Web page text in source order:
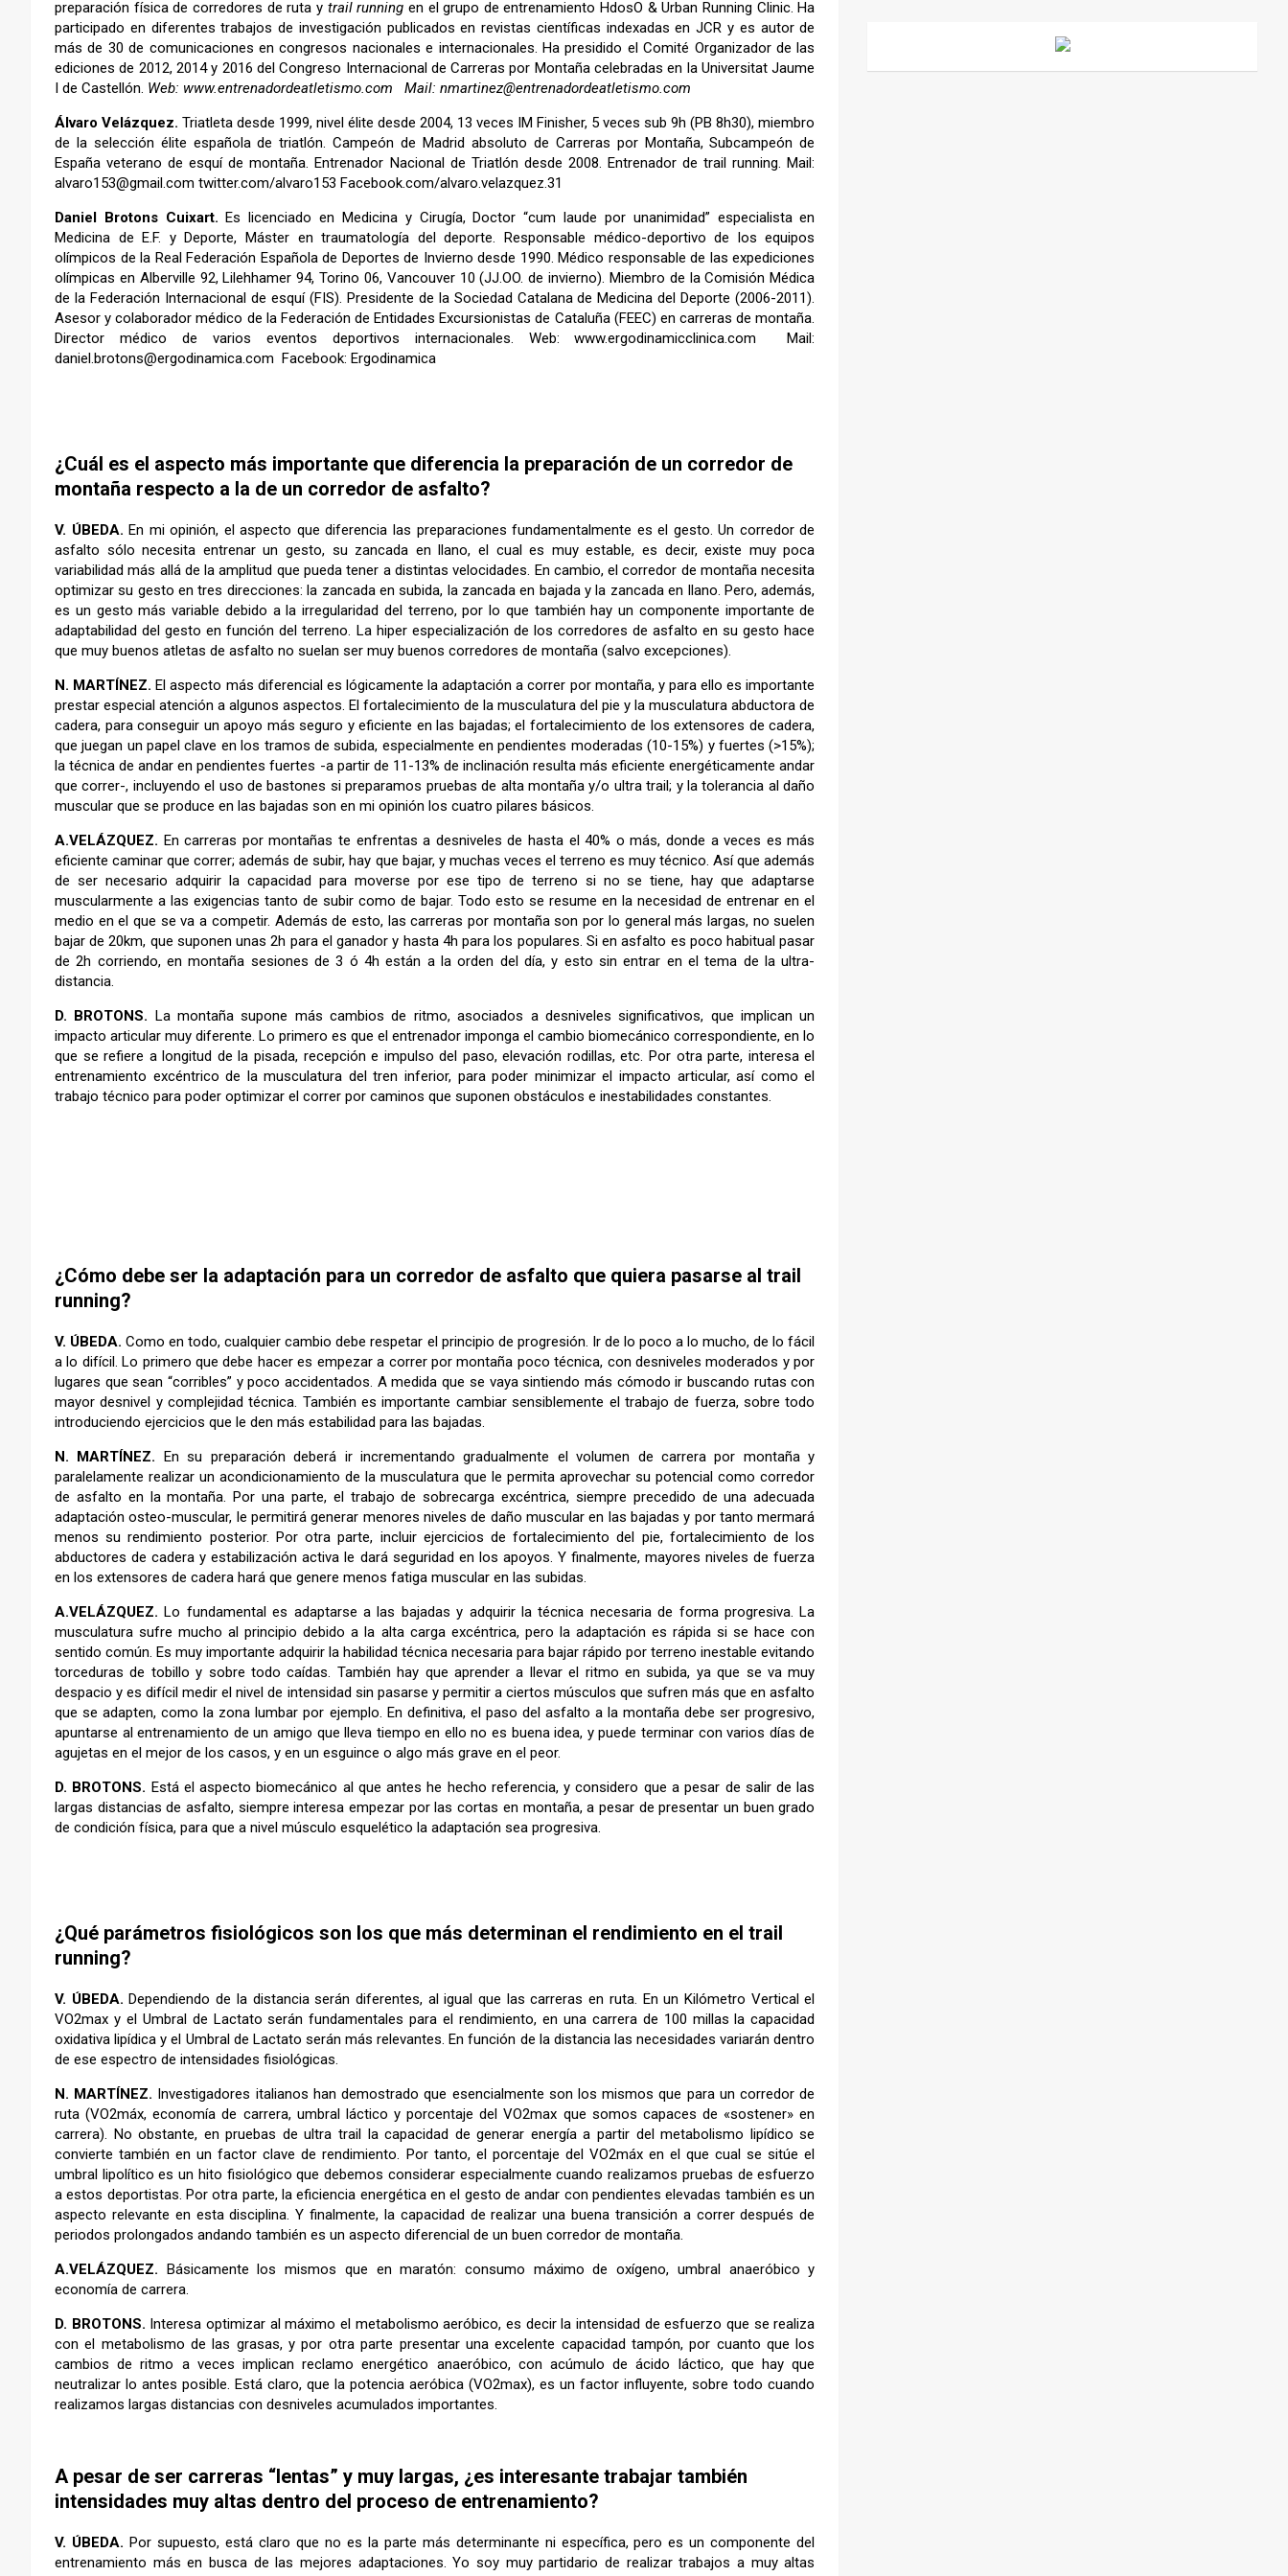
preparación física de corredores de ruta y trail running en el grupo de entrenamiento HdosO & Urban Running Clinic. Ha
participado en diferentes trabajos de investigación publicados en revistas científicas indexadas en JCR y es autor de
más de 30 de comunicaciones en congresos nacionales e internacionales. Ha presidido el Comité Organizador de las
ediciones de 2012, 2014 y 2016 del Congreso Internacional de Carreras por Montaña celebradas en la Universitat Jaume
I de Castellón. Web: www.entrenadordeatletismo.com Mail: nmartinez@entrenadordeatletismo.com
Álvaro Velázquez. Triatleta desde 1999, nivel élite desde 2004, 13 veces IM Finisher, 5 veces sub 9h (PB 8h30), miembro
de la selección élite española de triatlón. Campeón de Madrid absoluto de Carreras por Montaña, Subcampeón de
España veterano de esquí de montaña. Entrenador Nacional de Triatlón desde 2008. Entrenador de trail running. Mail:
alvaro153@gmail.com twitter.com/alvaro153 Facebook.com/alvaro.velazquez.31
Daniel Brotons Cuixart.Es licenciado en Medicina y Cirugía, Doctor “cum laude por unanimidad” especialista en
Medicina de E.F. y Deporte, Máster en traumatología del deporte. Responsable médico-deportivo de los equipos
olímpicos de la Real Federación Española de Deportes de Invierno desde 1990. Médico responsable de las expediciones
olímpicas en Alberville 92, Lilehhamer 94, Torino 06, Vancouver 10 (JJ.OO. de invierno). Miembro de la Comisión Médica
de la Federación Internacional de esquí (FIS). Presidente de la Sociedad Catalana de Medicina del Deporte (2006-2011).
Asesor y colaborador médico de la Federación de Entidades Excursionistas de Cataluña (FEEC) en carreras de montaña.
Director médico de varios eventos deportivos internacionales. Web:www.ergodinamicclinica.comMail:
daniel.brotons@ergodinamica.com Facebook: Ergodinamica
¿Cuál es el aspecto más importante que diferencia la preparación de un corredor de
montaña respecto a la de un corredor de asfalto?
V. ÚBEDA. En mi opinión, el aspecto que diferencia las preparaciones fundamentalmente es el gesto. Un corredor de
asfalto sólo necesita entrenar un gesto, su zancada en llano, el cual es muy estable, es decir, existe muy poca
variabilidad más allá de la amplitud que pueda tener a distintas velocidades. En cambio, el corredor de montaña necesita
optimizar su gesto en tres direcciones: la zancada en subida, la zancada en bajada y la zancada en llano. Pero, además,
es un gesto más variable debido a la irregularidad del terreno, por lo que también hay un componente importante de
adaptabilidad del gesto en función del terreno. La hiper especialización de los corredores de asfalto en su gesto hace
que muy buenos atletas de asfalto no suelan ser muy buenos corredores de montaña (salvo excepciones).
N. MARTÍNEZ.El aspecto más diferencial es lógicamente la adaptación a correr por montaña, y para ello es importante
prestar especial atención a algunos aspectos. El fortalecimiento de la musculatura del pie y la musculatura abductora de
cadera, para conseguir un apoyo más seguro y eficiente en las bajadas; el fortalecimiento de los extensores de cadera,
que juegan un papel clave en los tramos de subida, especialmente en pendientes moderadas (10-15%) y fuertes (>15%);
la técnica de andar en pendientes fuertes -a partir de 11-13% de inclinación resulta más eficiente energéticamente andar
que correr-, incluyendo el uso de bastones si preparamos pruebas de alta montaña y/o ultra trail; y la tolerancia al daño
muscular que se produce en las bajadas son en mi opinión los cuatro pilares básicos.
A.VELÁZQUEZ. En carreras por montañas te enfrentas a desniveles de hasta el 40% o más, donde a veces es más
eficiente caminar que correr; además de subir, hay que bajar, y muchas veces el terreno es muy técnico. Así que además
de ser necesario adquirir la capacidad para moverse por ese tipo de terreno si no se tiene, hay que adaptarse
muscularmente a las exigencias tanto de subir como de bajar. Todo esto se resume en la necesidad de entrenar en el
medio en el que se va a competir. Además de esto, las carreras por montaña son por lo general más largas, no suelen
bajar de 20km, que suponen unas 2h para el ganador y hasta 4h para los populares. Si en asfalto es poco habitual pasar
de 2h corriendo, en montaña sesiones de 3 ó 4h están a la orden del día, y esto sin entrar en el tema de la ultra-
distancia.
D. BROTONS. La montaña supone más cambios de ritmo, asociados a desniveles significativos, que implican un
impacto articular muy diferente. Lo primero es que el entrenador imponga el cambio biomecánico correspondiente, en lo
que se refiere a longitud de la pisada, recepción e impulso del paso, elevación rodillas, etc. Por otra parte, interesa el
entrenamiento excéntrico de la musculatura del tren inferior, para poder minimizar el impacto articular, así como el
trabajo técnico para poder optimizar el correr por caminos que suponen obstáculos e inestabilidades constantes.
¿Cómo debe ser la adaptación para un corredor de asfalto que quiera pasarse al trail
running?
V. ÚBEDA. Como en todo, cualquier cambio debe respetar el principio de progresión. Ir de lo poco a lo mucho, de lo fácil
a lo difícil. Lo primero que debe hacer es empezar a correr por montaña poco técnica, con desniveles moderados y por
lugares que sean “corribles” y poco accidentados. A medida que se vaya sintiendo más cómodo ir buscando rutas con
mayor desnivel y complejidad técnica. También es importante cambiar sensiblemente el trabajo de fuerza, sobre todo
introduciendo ejercicios que le den más estabilidad para las bajadas.
N. MARTÍNEZ. En su preparación deberá ir incrementando gradualmente el volumen de carrera por montaña y
paralelamente realizar un acondicionamiento de la musculatura que le permita aprovechar su potencial como corredor
de asfalto en la montaña. Por una parte, el trabajo de sobrecarga excéntrica, siempre precedido de una adecuada
adaptación osteo-muscular, le permitirá generar menores niveles de daño muscular en las bajadas y por tanto mermará
menos su rendimiento posterior. Por otra parte, incluir ejercicios de fortalecimiento del pie, fortalecimiento de los
abductores de cadera y estabilización activa le dará seguridad en los apoyos. Y finalmente, mayores niveles de fuerza
en los extensores de cadera hará que genere menos fatiga muscular en las subidas.
A.VELÁZQUEZ. Lo fundamental es adaptarse a las bajadas y adquirir la técnica necesaria de forma progresiva. La
musculatura sufre mucho al principio debido a la alta carga excéntrica, pero la adaptación es rápida si se hace con
sentido común. Es muy importante adquirir la habilidad técnica necesaria para bajar rápido por terreno inestable evitando
torceduras de tobillo y sobre todo caídas. También hay que aprender a llevar el ritmo en subida, ya que se va muy
despacio y es difícil medir el nivel de intensidad sin pasarse y permitir a ciertos músculos que sufren más que en asfalto
que se adapten, como la zona lumbar por ejemplo. En definitiva, el paso del asfalto a la montaña debe ser progresivo,
apuntarse al entrenamiento de un amigo que lleva tiempo en ello no es buena idea, y puede terminar con varios días de
agujetas en el mejor de los casos, y en un esguince o algo más grave en el peor.
D. BROTONS. Está el aspecto biomecánico al que antes he hecho referencia, y considero que a pesar de salir de las
largas distancias de asfalto, siempre interesa empezar por las cortas en montaña, a pesar de presentar un buen grado
de condición física, para que a nivel músculo esquelético la adaptación sea progresiva.
¿Qué parámetros fisiológicos son los que más determinan el rendimiento en el trail
running?
V. ÚBEDA. Dependiendo de la distancia serán diferentes, al igual que las carreras en ruta. En un Kilómetro Vertical el
VO2max y el Umbral de Lactato serán fundamentales para el rendimiento, en una carrera de 100 millas la capacidad
oxidativa lipídica y el Umbral de Lactato serán más relevantes. En función de la distancia las necesidades variarán dentro
de ese espectro de intensidades fisiológicas.
N. MARTÍNEZ. Investigadores italianos han demostrado que esencialmente son los mismos que para un corredor de
ruta (VO2máx, economía de carrera, umbral láctico y porcentaje del VO2max que somos capaces de «sostener» en
carrera). No obstante, en pruebas de ultra trail la capacidad de generar energía a partir del metabolismo lipídico se
convierte también en un factor clave de rendimiento. Por tanto, el porcentaje del VO2máx en el que cual se sitúe el
umbral lipolítico es un hito fisiológico que debemos considerar especialmente cuando realizamos pruebas de esfuerzo
a estos deportistas. Por otra parte, la eficiencia energética en el gesto de andar con pendientes elevadas también es un
aspecto relevante en esta disciplina. Y finalmente, la capacidad de realizar una buena transición a correr después de
periodos prolongados andando también es un aspecto diferencial de un buen corredor de montaña.
A.VELÁZQUEZ. Básicamente los mismos que en maratón: consumo máximo de oxígeno, umbral anaeróbico y
economía de carrera.
D. BROTONS. Interesa optimizar al máximo el metabolismo aeróbico, es decir la intensidad de esfuerzo que se realiza
con el metabolismo de las grasas, y por otra parte presentar una excelente capacidad tampón, por cuanto que los
cambios de ritmo a veces implican reclamo energético anaeróbico, con acúmulo de ácido láctico, que hay que
neutralizar lo antes posible. Está claro, que la potencia aeróbica (VO2max), es un factor influyente, sobre todo cuando
realizamos largas distancias con desniveles acumulados importantes.
A pesar de ser carreras “lentas” y muy largas, ¿es interesante trabajar también
intensidades muy altas dentro del proceso de entrenamiento?
V. ÚBEDA. Por supuesto, está claro que no es la parte más determinante ni específica, pero es un componente del
entrenamiento más en busca de las mejores adaptaciones. Yo soy muy partidario de realizar trabajos a muy altas